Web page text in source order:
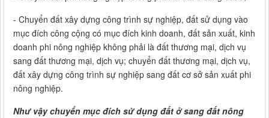
- Chuyển đất xây dựng công trình sự nghiệp, đất sử dụng vào
mục đích công cộng có mục đích kinh doanh, đất sản xuất, kinh
doanh phi nông nghiệp không phải là đất thương mại, dịch vụ
sang đất thương mại, dịch vụ; chuyển đất thương mại, dịch vụ,
đất xây dựng công trình sự nghiệp sang đất cơ sở sản xuất phi
nông nghiệp.
Như vậy chuyển mục đích sử dụng đất ở sang đất nông